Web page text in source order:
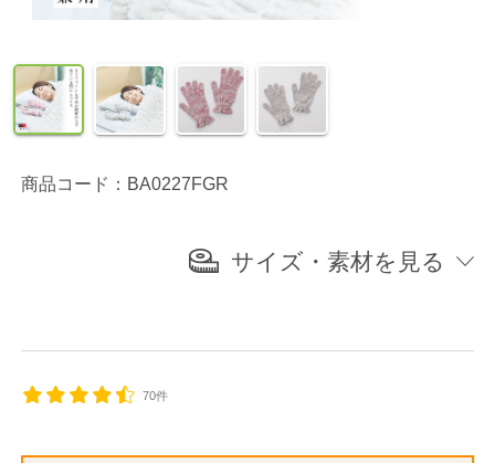
商品コード：BA0227FGR
サイズ・素材を見る
70件